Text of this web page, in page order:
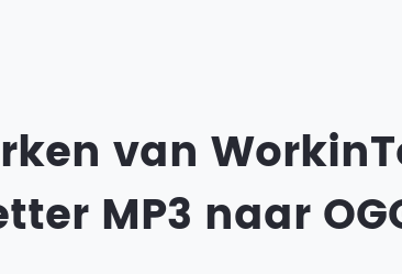
van
MP3 naar